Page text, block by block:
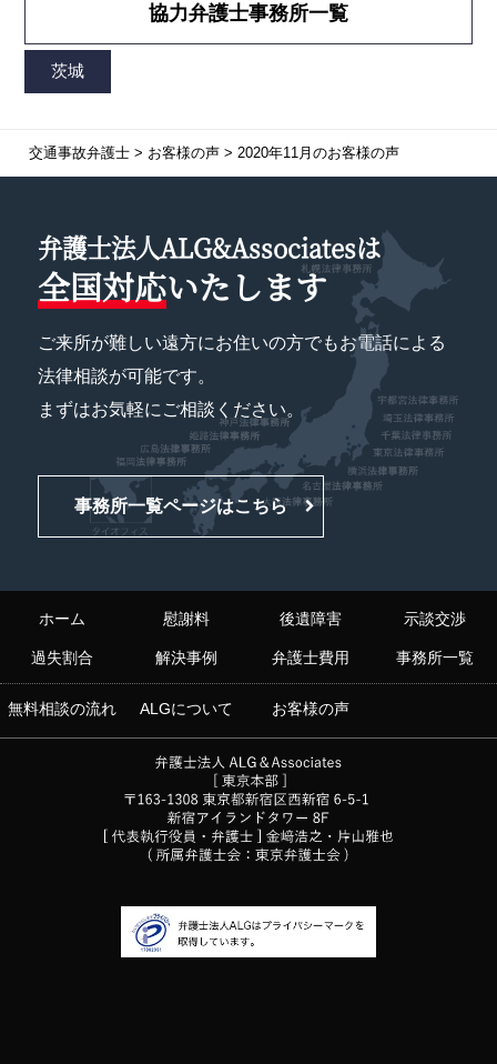
協力弁護士事務所一覧
交通事故弁護士> お客様の声> 2020年11月のお客様の声
弁護士法人ALG&Associatesは
全国対応いたします
ご来所が難しい遠方にお住いの方でもお電話による
法律相談が可能です。
まずはお気軽にご相談ください。
事務所一覧ページはこちら
ホーム 慰謝料 後遺障害 示談交渉
過失割合 解決事例 弁護士費用 事務所一覧
無料相談の流れ ALGについて お客様の声